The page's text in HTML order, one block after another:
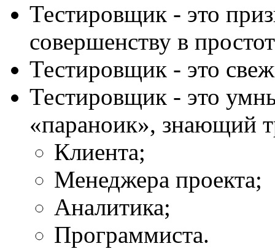
Тестировщик - это
совершенству в
Тестировщик - это
Тестировщик - это
«параноик», знающий
Клиента;
Менеджера проекта;
Аналитика;
Программиста.